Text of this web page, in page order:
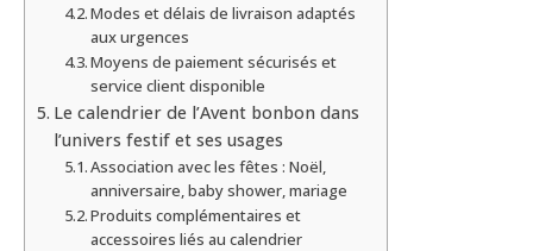
Modes et délais de livraison adaptés
aux urgences
Moyens de paiement sécurisés et
service client disponible
Le calendrier de l’Avent bonbon dans
l’univers festif et ses usages
Association avec les fêtes : Noël,
anniversaire, baby shower, mariage
Produits complémentaires et
accessoires liés au calendrier